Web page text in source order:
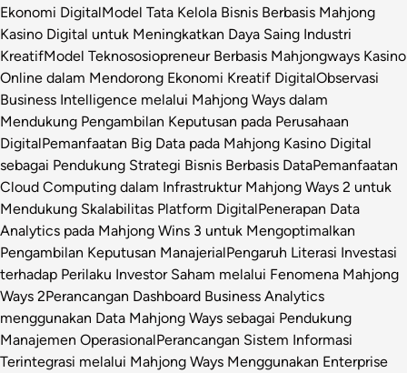
Ekonomi DigitalModel Tata Kelola Bisnis Berbasis Mahjong
Kasino Digital untuk Meningkatkan Daya Saing Industri
KreatifModel Teknososiopreneur Berbasis Mahjongways Kasino
Online dalam Mendorong Ekonomi Kreatif DigitalObservasi
Business Intelligence melalui Mahjong Ways dalam
Mendukung Pengambilan Keputusan pada Perusahaan
DigitalPemanfaatan Big Data pada Mahjong Kasino Digital
sebagai Pendukung Strategi Bisnis Berbasis DataPemanfaatan
Cloud Computing dalam Infrastruktur Mahjong Ways 2 untuk
Mendukung Skalabilitas Platform DigitalPenerapan Data
Analytics pada Mahjong Wins 3 untuk Mengoptimalkan
Pengambilan Keputusan ManajerialPengaruh Literasi Investasi
terhadap Perilaku Investor Saham melalui Fenomena Mahjong
Ways 2Perancangan Dashboard Business Analytics
menggunakan Data Mahjong Ways sebagai Pendukung
Manajemen OperasionalPerancangan Sistem Informasi
Terintegrasi melalui Mahjong Ways Menggunakan Enterprise